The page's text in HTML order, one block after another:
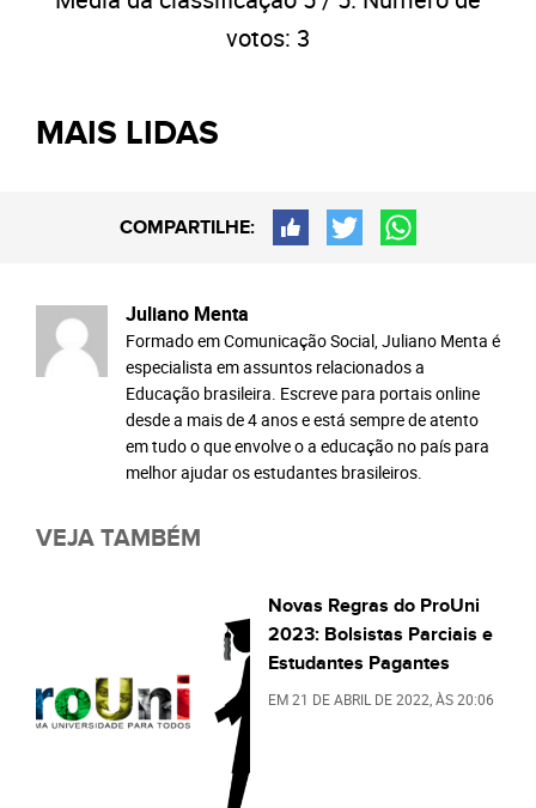
votos: 3
MAIS LIDAS
COMPARTILHE:
Juliano Menta
Formado em Comunicação Social, Juliano Menta é
especialista em assuntos relacionados a
Educação brasileira. Escreve para portais online
desde a mais de 4 anos e está sempre de atento
em tudo o que envolve o a educação no país para
melhor ajudar os estudantes brasileiros.
VEJA TAMBÉM
Novas Regras do ProUni
2023: Bolsistas Parciais e
Estudantes Pagantes
EM21 DE ABRIL DE 2022 , ÀS20:06